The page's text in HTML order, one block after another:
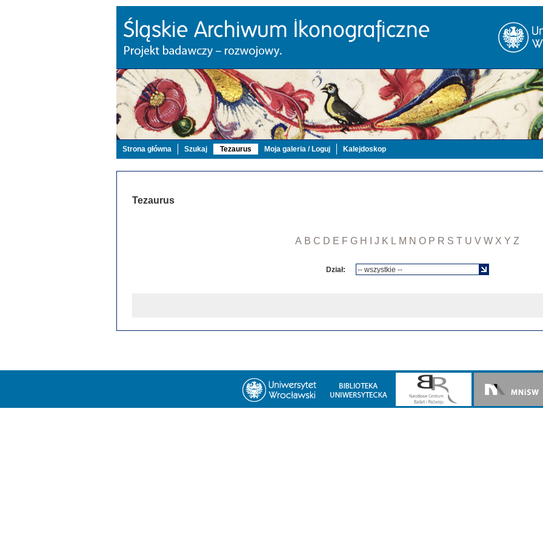
Strona główna Szukaj Tezaurus Moja galeria / Loguj Kalejdoskop
Tezaurus
A B C D E F G H J K L M N O P R S T U V W X Y Z
Dział: